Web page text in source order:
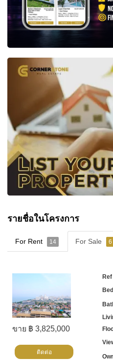
รายชื่อในโครงการ
For Rent 14 For Sale 6
ขาย ฿ 3,825,000
ติดต่อ